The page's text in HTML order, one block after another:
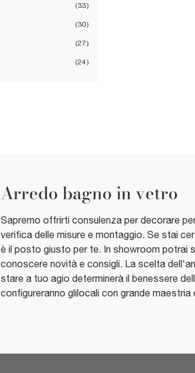
33
30
27
24
Arredo bagno in vetro
Sapremo offrirti consulenza per decorare
verifica delle misure e montaggio. Se stai
è il posto giusto per te. In showroom potrai
conoscere novità e consigli. La scelta
stare a tuo agio determinerà il benessere
configureranno glilocali con grande maestria